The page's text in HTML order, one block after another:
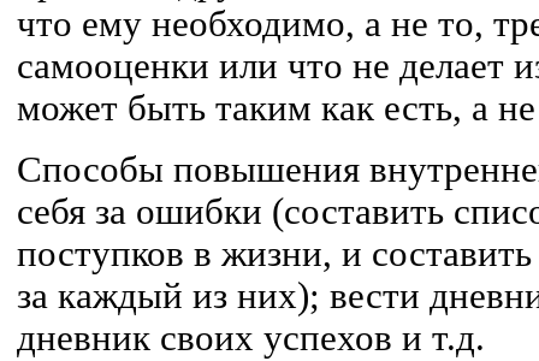
что ему необходимо, а не то,
самооценки или что не делает
может быть таким как есть, а не
Способы повышения
себя за ошибки (составить
поступков в жизни, и
за каждый из них); вести
дневник своих успехов и т.д.